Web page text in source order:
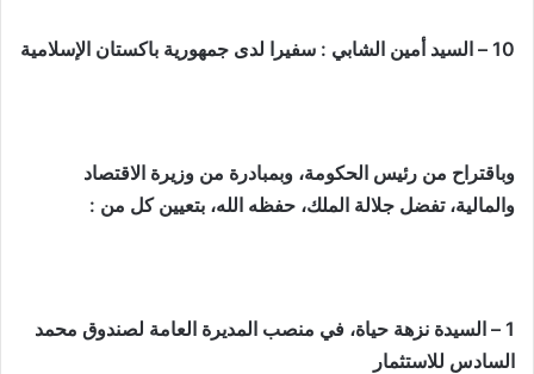
10 – السيد أمين الشابي : سفيرا لدى جمهورية باكستان الإسلامية
وباقتراح من رئيس الحكومة، وبمبادرة من وزيرة الاقتصاد
والمالية، تفضل جلالة الملك، حفظه الله، بتعيين كل من :
1 – السيدة نزهة حياة، في منصب المديرة العامة لصندوق محمد
السادس للاستثمار